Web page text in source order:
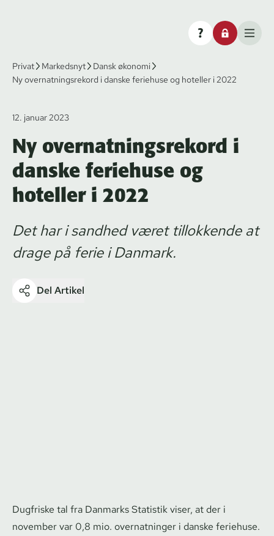
Privat Markedsnyt
Dansk økonomi
Ny overnatningsrekord i danske feriehuse og hoteller i 2022
12. januar 2023
Ny overnatningsrekord i
danske feriehuse og
hoteller i 2022
Det har i sandhed været tillokkende at
drage på ferie i Danmark.
Del Artikel
Dugfriske tal fra Danmarks Statistik viser, at der i
november var 0,8 mio. overnatninger i danske feriehuse.